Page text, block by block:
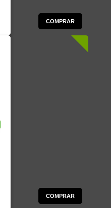
COMPRAR
COMPRAR